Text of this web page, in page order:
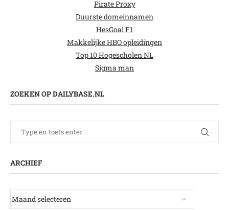
Pirate Proxy
Duurste domeinnamen
HesGoal F1
Makkelijke HBO opleidingen
Top 10 Hogescholen NL
Sigma man
ZOEKEN OP DAILYBASE.NL
ARCHIEF